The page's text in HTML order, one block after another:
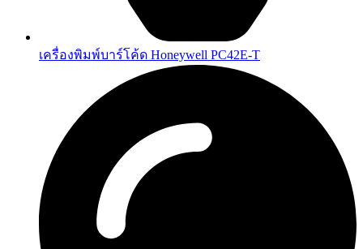
เครื่องพิมพ์บาร์โค้ด Honeywell PC42E-T